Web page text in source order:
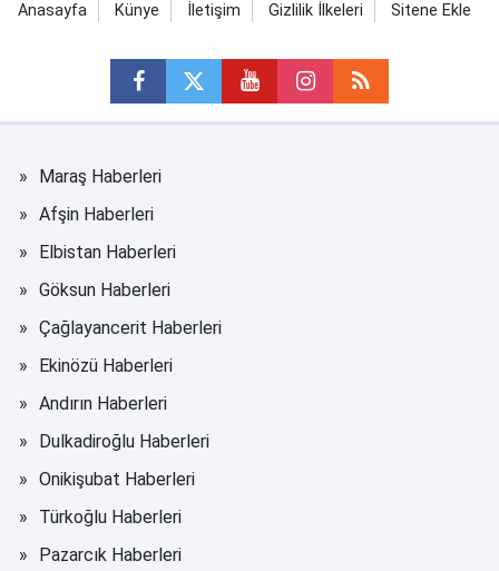
Anasayfa Künye İletişim Gizlilik İlkeleri Sitene Ekle
Maraş Haberleri
Afşin Haberleri
Elbistan Haberleri
Göksun Haberleri
Çağlayancerit Haberleri
Ekinözü Haberleri
Andırın Haberleri
Dulkadiroğlu Haberleri
Onikişubat Haberleri
Türkoğlu Haberleri
Pazarcık Haberleri